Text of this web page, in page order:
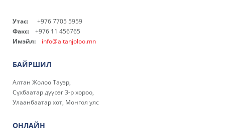
Утас: +976 7705 5959
Факс: +976 11 456765
Имэйл:
info@altanjoloo.mn
БАЙРШИЛ
Алтан Жолоо Тауэр,
Сүхбаатар дүүрэг 3-р хороо,
Улаанбаатар хот, Монгол улс
ОНЛАЙН